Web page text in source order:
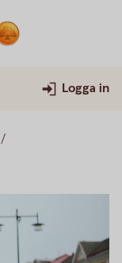
Logga in